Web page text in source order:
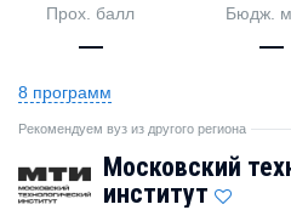
Прох. балл
—
Бюдж.
—
8 программ
Рекомендуем вуз из другого региона
Московский
институт